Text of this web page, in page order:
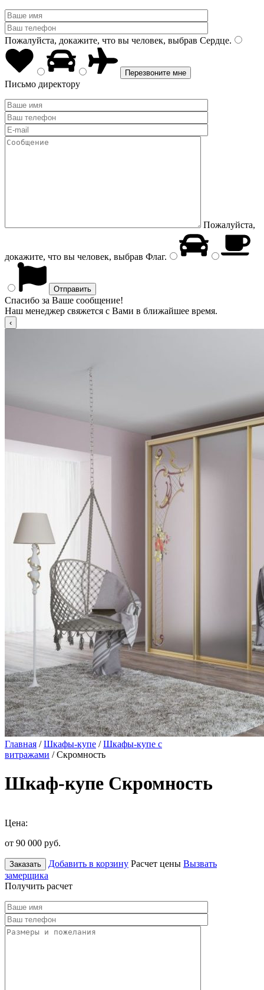
Пожалуйста, докажите, что вы человек, выбрав Сердце.
Письмо директору
Пожалуйста,
докажите, что вы человек, выбрав Флаг.
Спасибо за Ваше сообщение!
Наш менеджер свяжется с Вами в ближайшее время.
Главная /Шкафы-купе /Шкафы-купе с
витражами / Скромность
Шкаф-купе Скромность
Цена:
от 90 000 руб.
Заказать Добавить в корзину Расчет цены Вызвать
замерщика
Получить расчет